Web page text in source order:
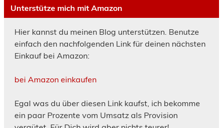
Unterstütze mich mit Amazon
Hier kannst du meinen Blog unterstützen. Benutze
einfach den nachfolgenden Link für deinen nächsten
Einkauf bei Amazon:
bei Amazon einkaufen
Egal was du über diesen Link kaufst, ich bekomme
ein paar Prozente vom Umsatz als Provision